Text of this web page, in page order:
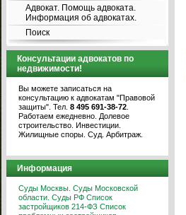
Адвокат. Помощь адвоката.
Информация об адвокатах.
Поиск
Консультации адвокатов по
недвижимости!
Вы можете записаться на
консультацию к адвокатам "Правовой
защиты". Тел. 8 495 691-38-72
Работаем ежедневно. Долевое
строительство. Инвестиции.
Жилищные споры. Суд. Арбитраж.
Информация
Суды Москвы. Суды Московской
области. Суды РФ Список
застройщиков 214-ФЗ Список